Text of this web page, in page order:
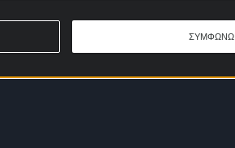
ΣΥΜΦΩΝΩ